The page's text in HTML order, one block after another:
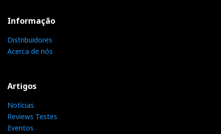
Informação
Distribuidores
Acerca de nós
Artigos
Notícias
Reviews Testes
Eventos